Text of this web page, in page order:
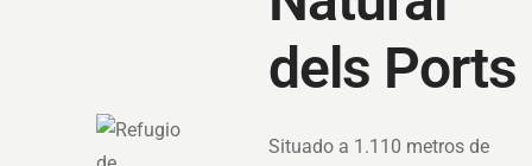
dels Ports
Situado a 1.110 metros de